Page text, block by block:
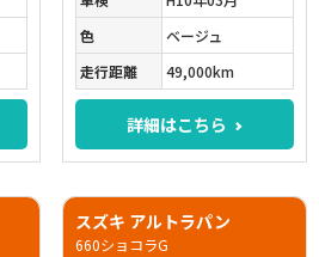
色
ベージュ
走行距離
49,000km
詳細はこちら
スズキ アルトラパン
660ショコラG